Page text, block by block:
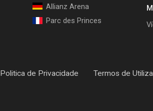
Allianz Arena
Parc des Princes
Politica de Privacidade Termos de